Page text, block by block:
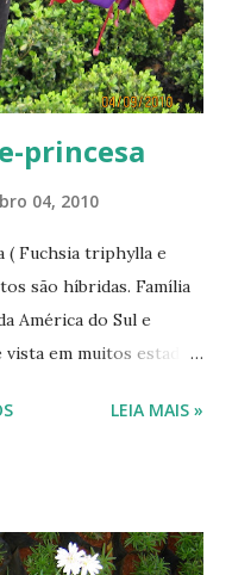
princesa
04, 2010
( Fuchsia triphylla e
são híbridas. Família
América do Sul e
em muitos estados,
É a flor símbolo do
em uma
LEIA MAIS »